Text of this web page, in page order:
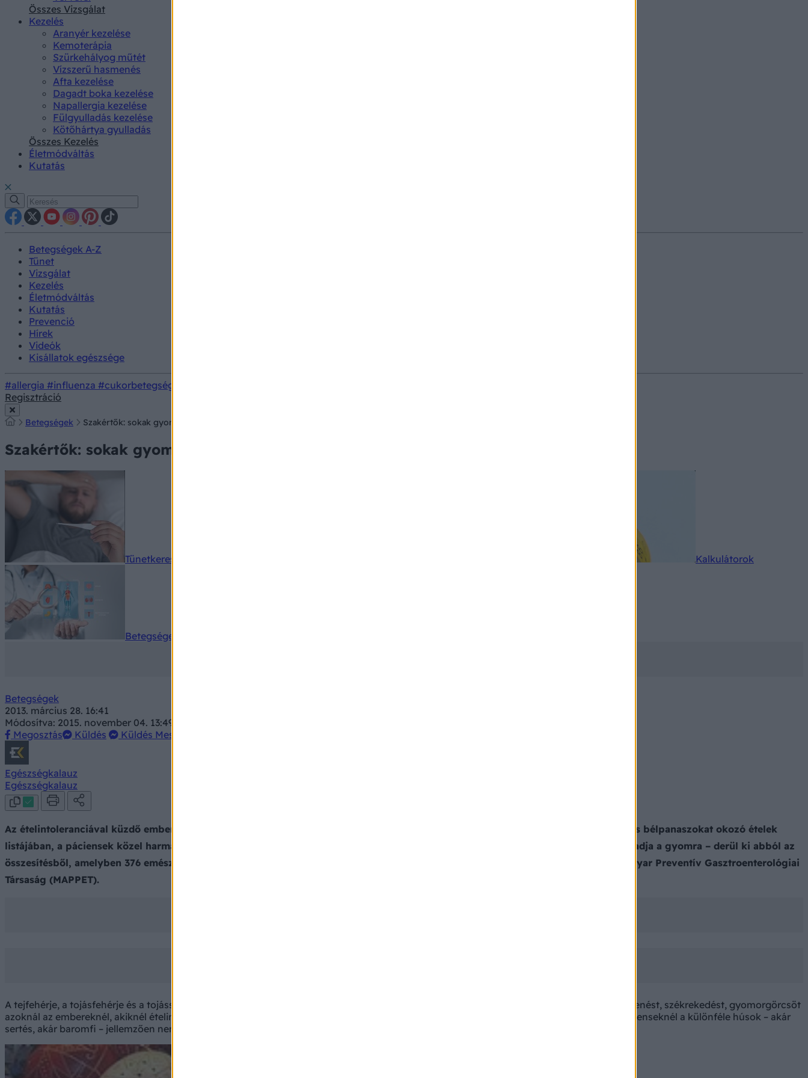
Összes Vizsgálat
Kezelés
Aranyér kezelése
Kemoterápia
Szürkehályog műtét
Vízszerű hasmenés
Afta kezelése
Dagadt boka kezelése
Napallergia kezelése
Fülgyulladás kezelése
Kötőhártya gyulladás
Összes Kezelés
Életmódváltás
Kutatás
Betegségek A-Z
Tünet
Vizsgálat
Kezelés
Életmódváltás
Kutatás
Prevenció
Hírek
Videók
Kisállatok egészsége
#allergia #influenza #cukorbetegség
Regisztráció
Betegségek Szakértők: sokak gyomra nem bírja a húsvéti tojást!
Szakértők: sokak gyomra nem bírja a húsvéti tojást!
Tünetkereső Kalkulátorok
Betegségek A-Z
Betegségek
2013. március 28. 16:41
Módosítva: 2015. november 04. 13:49
Megosztás
Küldés Küldés Messengeren
Egészségkalauz
Egészségkalauz
Az ételintoleranciával küzdő emberek körében a tojásfehérje és a tojássárgája is benne van a leggyakrabban gyomorbántalmakat és bélpanaszokat okozó ételek
listájában, a páciensek közel harmadát a mustár és a torma is irritálja, míg a sonkát közülük szinte mindenkinek gond nélkül befogadja a gyomra – derül ki abból az
összesítésből, amelyben 376 emésztőszervi gondokkal küzdő páciens ételintolerancia vizsgálatának eredményét dolgozta fel a Magyar Preventív Gasztroenterológiai
Társaság (MAPPET).
A tejfehérje, a tojásfehérje és a tojássárgája, egyes gabonafélék és olajos magvak okoznak a leggyakrabban puffadást, hasfeszülést, hasmenést, székrekedést, gyomorgörcsöt
azoknál az embereknél, akiknél ételintolerancia mutatható ki. Ezzel szemben a panaszokkal gasztroenterológus szakorvoshoz forduló pácienseknél a különféle húsok – akár
sertés, akár baromfi – jellemzően nem okoznak irritációt.